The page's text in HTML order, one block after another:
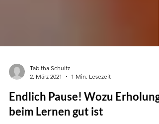
Tabitha Schultz
2. März 2021
1 Min. Lesezeit